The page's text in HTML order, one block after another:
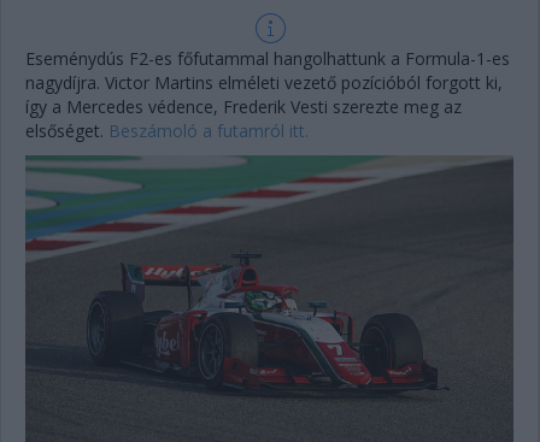
Eseménydús F2-es főfutammal hangolhattunk a Formula-1-es
nagydíjra. Victor Martins elméleti vezető pozícióból forgott ki,
így a Mercedes védence, Frederik Vesti szerezte meg az
elsőséget. Beszámoló a futamról itt.